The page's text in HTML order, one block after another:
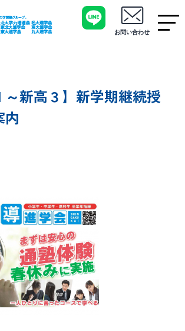
お問い合わせ
～新高３】新学期継続授
内